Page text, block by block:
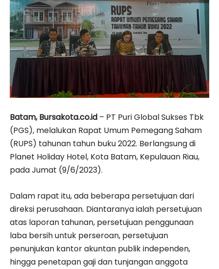
Batam, Bursakota.co.id – PT Puri Global Sukses Tbk
(PGS), melalukan Rapat Umum Pemegang Saham
(RUPS) tahunan tahun buku 2022. Berlangsung di
Planet Holiday Hotel, Kota Batam, Kepulauan Riau,
pada Jumat (9/6/2023).
Dalam rapat itu, ada beberapa persetujuan dari
direksi perusahaan. Diantaranya ialah persetujuan
atas laporan tahunan, persetujuan penggunaan
laba bersih untuk perseroan, persetujuan
penunjukan kantor akuntan publik independen,
hingga penetapan gaji dan tunjangan anggota